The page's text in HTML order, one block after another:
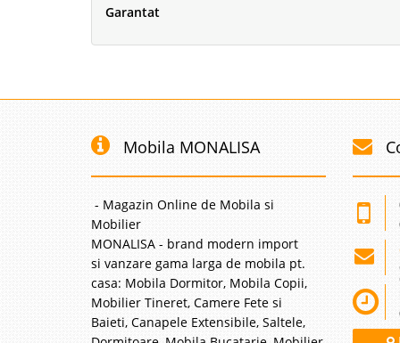
Canapele si Fotolii
-10% Canapea
Canapele Clasice -
sunt concepute
caracter aparte
faptul ca liniile
Garantat
Mobila MONALISA
- Magazin Online de Mobila si
Mobilier
MONALISA - brand modern import
si vanzare gama larga de mobila pt.
casa: Mobila Dormitor, Mobila Copii,
Mobilier Tineret, Camere Fete si
Baieti, Canapele Extensibile, Saltele,